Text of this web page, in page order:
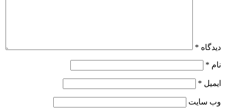
دیدگاه *
نام *
ایمیل *
وب‌ سایت